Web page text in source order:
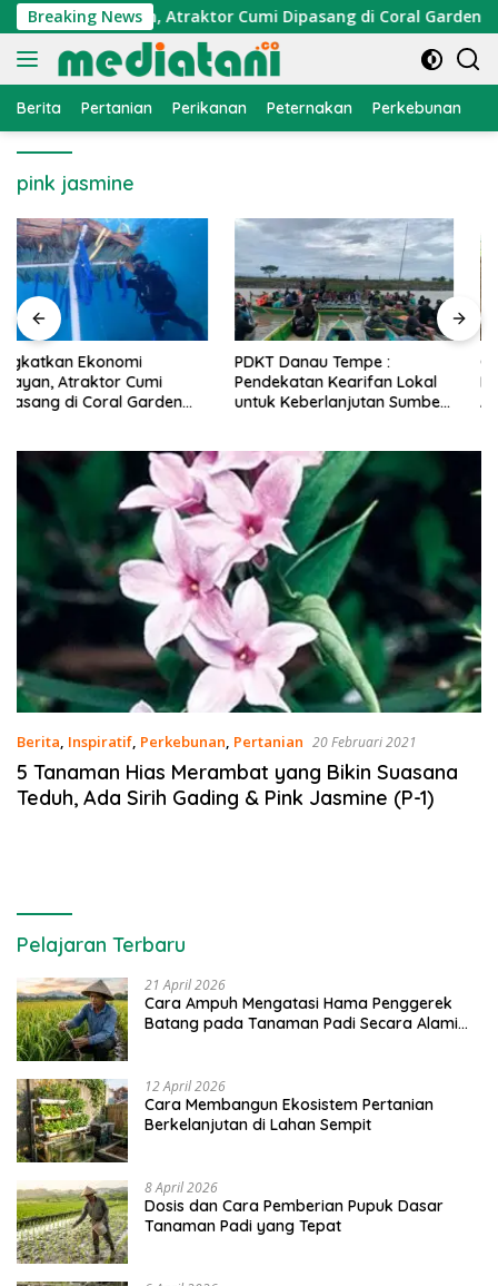
Langsung
ke
konten
Breaking News
Nelayan, Atraktor Cumi Dipasang di Coral Garden
Berita Pertanian Perikanan Peternakan Perkebunan
pink jasmine
PDKT Danau Tempe :
Pendekatan Kearifan Lokal
untuk Keberlanjutan Sumber
Cara Mengatasi Penyakit
PMK pada Sapi Perah Secara
Alami dan Medis
Berita, Inspiratif, Perkebunan, Pertanian 20 Februari 2021
5 Tanaman Hias Merambat yang Bikin Suasana
Teduh, Ada Sirih Gading & Pink Jasmine (P-1)
Pelajaran Terbaru
21 April 2026
Cara Ampuh Mengatasi Hama Penggerek
Batang pada Tanaman Padi Secara Alami
12 April 2026
Cara Membangun Ekosistem Pertanian
Berkelanjutan di Lahan Sempit
8 April 2026
Dosis dan Cara Pemberian Pupuk Dasar
Tanaman Padi yang Tepat